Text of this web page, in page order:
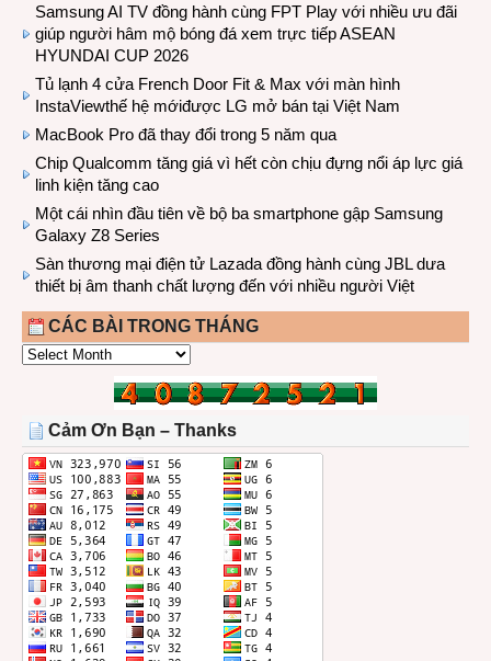
Samsung AI TV đồng hành cùng FPT Play với nhiều ưu đãi
giúp người hâm mộ bóng đá xem trực tiếp ASEAN
HYUNDAI CUP 2026
Tủ lạnh 4 cửa French Door Fit & Max với màn hình
InstaViewthế hệ mớiđược LG mở bán tại Việt Nam
MacBook Pro đã thay đổi trong 5 năm qua
Chip Qualcomm tăng giá vì hết còn chịu đựng nổi áp lực giá
linh kiện tăng cao
Một cái nhìn đầu tiên về bộ ba smartphone gập Samsung
Galaxy Z8 Series
Sàn thương mại điện tử Lazada đồng hành cùng JBL dưa
thiết bị âm thanh chất lượng đến với nhiều người Việt
CÁC BÀI TRONG THÁNG
CÁC
THÁNG
Cảm Ơn Bạn – Thanks